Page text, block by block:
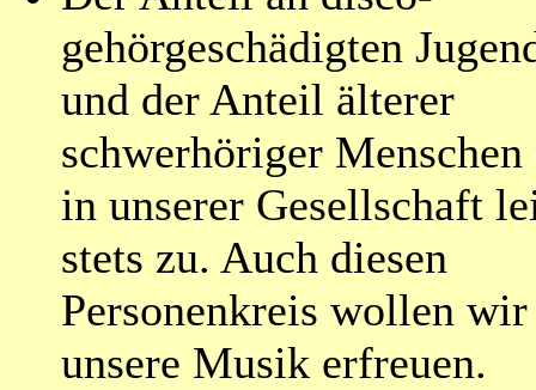
gehörgeschädigten
und der Anteil älterer
schwerhöriger
in unserer Gesellschaft
stets zu. Auch diesen
Personenkreis wollen
unsere Musik erfreuen.